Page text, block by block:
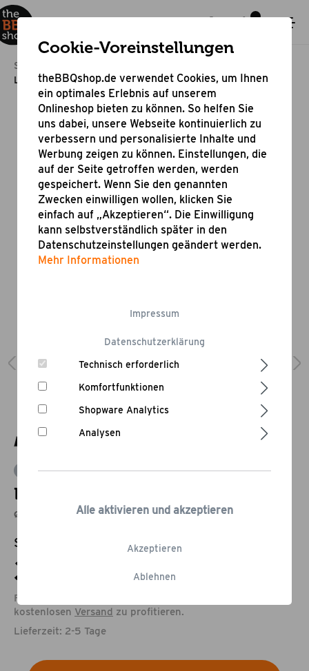
Startseite
Lavastein
Bewertung schreiben
Lavastein
ø 38 cm
Statt: -18,39%
39,95 €*
Füge noch Produkte im Wert von 79,00 € hinzu, um vom
kostenlosen Versand zu profitieren.
Lieferzeit: 2-5 Tage
Cookie-Voreinstellungen
theBBQshop.de verwendet Cookies, um Ihnen
ein optimales Erlebnis auf unserem
Onlineshop bieten zu können. So helfen Sie
uns dabei, unsere Webseite kontinuierlich zu
verbessern und personalisierte Inhalte und
Werbung zeigen zu können. Einstellungen, die
auf der Seite getroffen werden, werden
gespeichert. Wenn Sie den genannten
Zwecken einwilligen wollen, klicken Sie
einfach auf „Akzeptieren“. Die Einwilligung
kann selbstverständlich später in den
Datenschutzeinstellungen geändert werden.
Mehr Informationen
Datenschutzerklärung
Impressum
Technisch erforderlich
Komfortfunktionen
Shopware Analytics
Analysen
Ablehnen
Akzeptieren
Alle aktivieren und akzeptieren